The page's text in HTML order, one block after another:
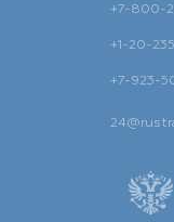
+7-800-
+1-20-
+7-923-